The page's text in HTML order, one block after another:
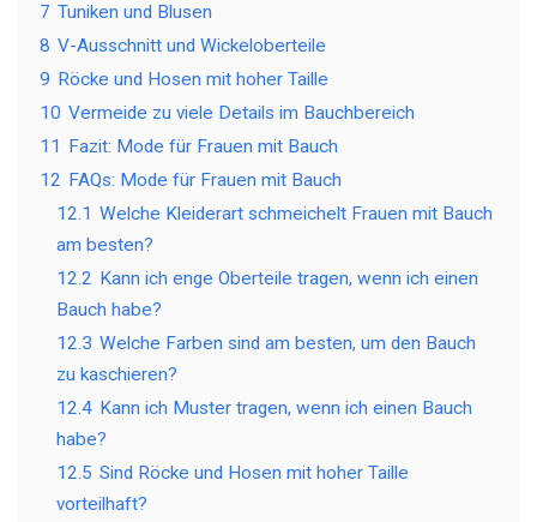
7 Tuniken und Blusen
8 V-Ausschnitt und Wickeloberteile
9 Röcke und Hosen mit hoher Taille
10 Vermeide zu viele Details im Bauchbereich
11 Fazit: Mode für Frauen mit Bauch
12 FAQs: Mode für Frauen mit Bauch
12.1 Welche Kleiderart schmeichelt Frauen mit Bauch
am besten?
12.2 Kann ich enge Oberteile tragen, wenn ich einen
Bauch habe?
12.3 Welche Farben sind am besten, um den Bauch
zu kaschieren?
12.4 Kann ich Muster tragen, wenn ich einen Bauch
habe?
12.5 Sind Röcke und Hosen mit hoher Taille
vorteilhaft?